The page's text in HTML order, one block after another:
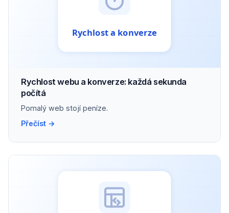
Rychlost webu a konverze: každá sekunda
počítá
Pomalý web stojí peníze.
Přečíst →